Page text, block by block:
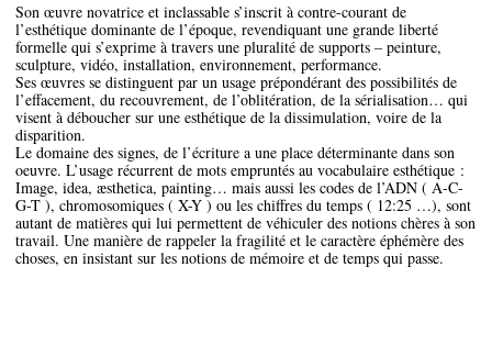
Son œuvre novatrice et inclassable s’inscrit à contre-courant de
l’esthétique dominante de l’époque, revendiquant une grande liberté
formelle qui s’exprime à travers une pluralité de supports – peinture,
sculpture, vidéo, installation, environnement, performance.
Ses œuvres se distinguent par un usage prépondérant des possibilités de
l’effacement, du recouvrement, de l’oblitération, de la sérialisation… qui
visent à déboucher sur une esthétique de la dissimulation, voire de la
disparition.
Le domaine des signes, de l’écriture a une place déterminante dans son
oeuvre. L’usage récurrent de mots empruntés au vocabulaire esthétique :
Image, idea, æsthetica, painting… mais aussi les codes de l’ADN ( A-C-
G-T ), chromosomiques ( X-Y ) ou les chiffres du temps ( 12:25 …), sont
autant de matières qui lui permettent de véhiculer des notions chères à son
travail. Une manière de rappeler la fragilité et le caractère éphémère des
choses, en insistant sur les notions de mémoire et de temps qui passe.